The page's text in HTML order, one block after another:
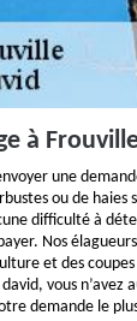
à
une
ou de
difficulté à
Nos
et des coupes
vous n’avez
demande le